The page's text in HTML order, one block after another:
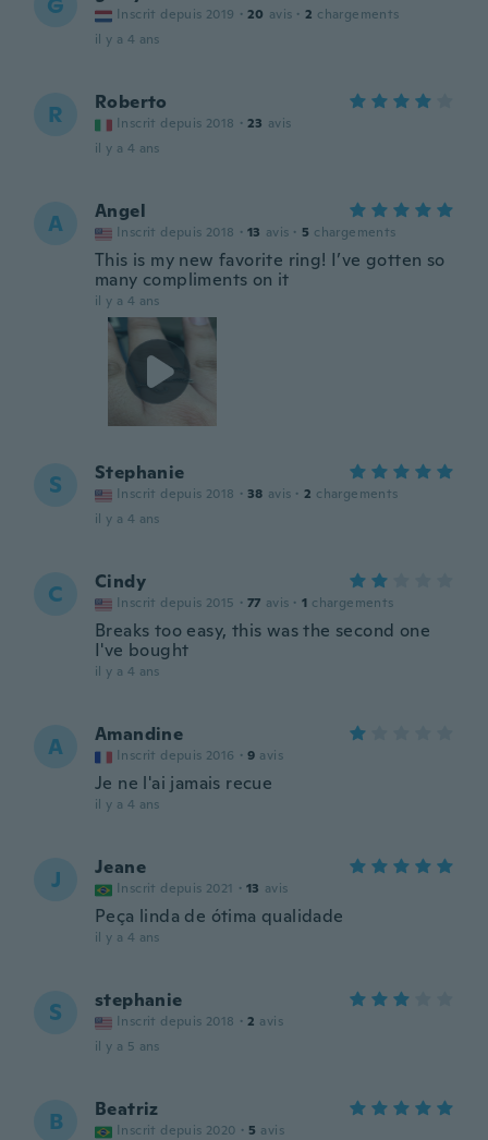
Inscrit depuis 2019 · 20 avis · 2 chargements
il y a 4 ans
R Roberto
Inscrit depuis 2018 · 23 avis
il y a 4 ans
A Angel
Inscrit depuis 2018 · 13 avis · 5 chargements
This is my new favorite ring! I’ve gotten so
many compliments on it
il y a 4 ans
S Stephanie
Inscrit depuis 2018 · 38 avis · 2 chargements
il y a 4 ans
C Cindy
Inscrit depuis 2015 · 77 avis · 1 chargements
Breaks too easy, this was the second one
I've bought
il y a 4 ans
A Amandine
Inscrit depuis 2016 · 9 avis
Je ne l'ai jamais recue
il y a 4 ans
J Jeane
Inscrit depuis 2021 · 13 avis
Peça linda de ótima qualidade
il y a 4 ans
S stephanie
Inscrit depuis 2018 · 2 avis
il y a 5 ans
B Beatriz
Inscrit depuis 2020 · 5 avis